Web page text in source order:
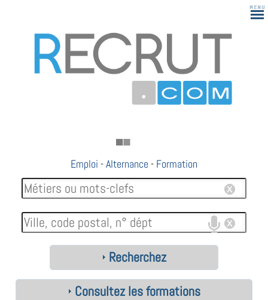
Emploi -Alternance - Formation
Recherchez
Consultez les formations